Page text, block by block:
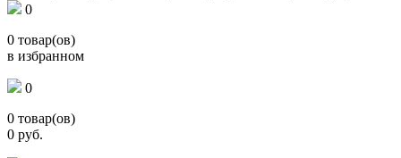
0
0 товар(ов)
в избранном
0
0 товар(ов)
0 руб.